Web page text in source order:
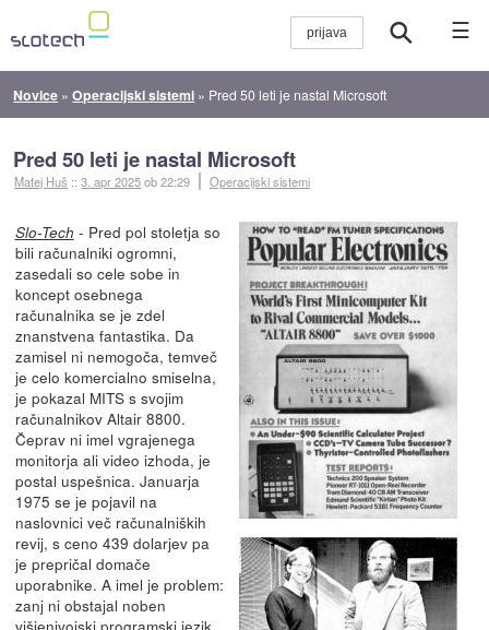
☰
Novice »Operacijski sistemi » Pred 50 leti je nastal Microsoft
Pred 50 leti je nastal Microsoft
Matej Huš ::3. apr 2025ob 22:29 Operacijski sistemi
Slo-Tech - Pred pol stoletja so
bili računalniki ogromni,
zasedali so cele sobe in
koncept osebnega
računalnika se je zdel
znanstvena fantastika. Da
zamisel ni nemogoča, temveč
je celo komercialno smiselna,
je pokazal MITS s svojim
računalnikov Altair 8800.
Čeprav ni imel vgrajenega
monitorja ali video izhoda, je
postal uspešnica. Januarja
1975 se je pojavil na
naslovnici več računalniških
revij, s ceno 439 dolarjev pa
je prepričal domače
uporabnike. A imel je problem:
zanj ni obstajal noben
višjenivojski programski jezik,